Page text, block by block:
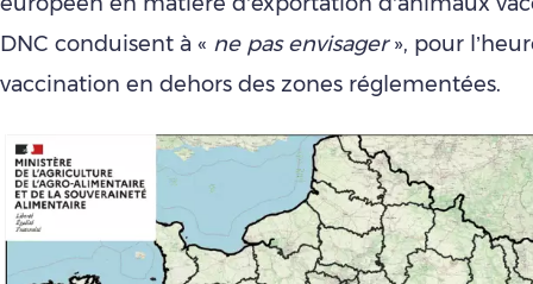
DNC conduisent à « ne pas envisager», pour
vaccination en dehors des zones réglementées.